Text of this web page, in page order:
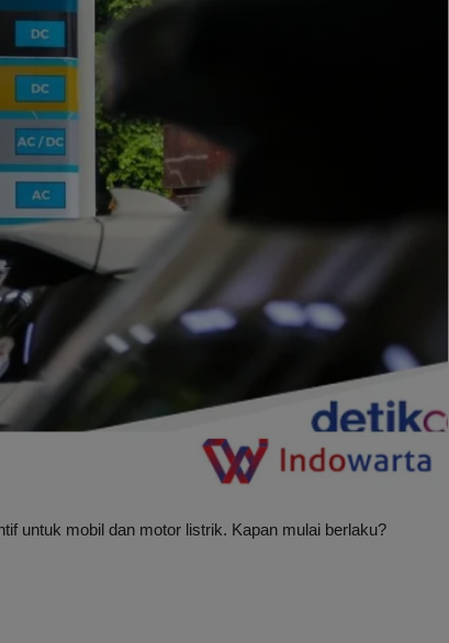
untuk mobil dan motor listrik. Kapan mulai berlaku?